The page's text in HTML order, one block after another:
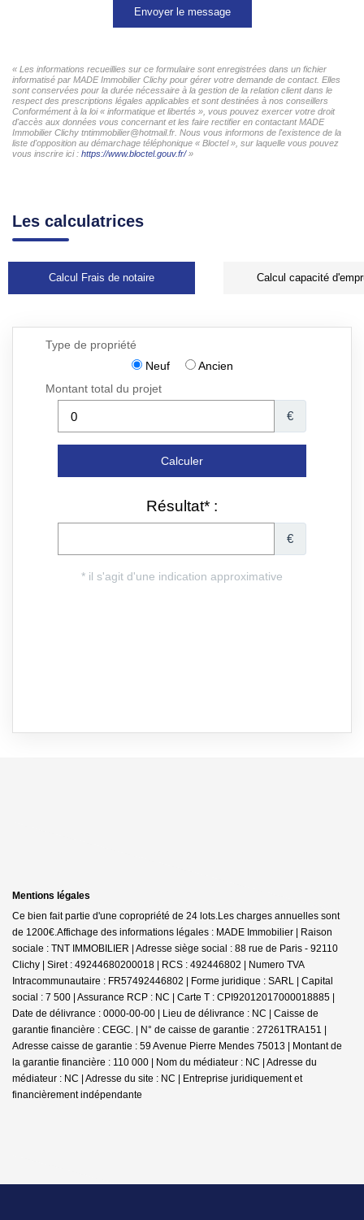
Envoyer le message
« Les informations recueillies sur ce formulaire sont enregistrées dans un fichier
informatisé par MADE Immobilier Clichy pour gérer votre demande de contact. Elles
sont conservées pour la durée nécessaire à la gestion de la relation client dans le
respect des prescriptions légales applicables et sont destinées à nos conseillers
Conformément à la loi « informatique et libertés », vous pouvez exercer votre droit
d'accès aux données vous concernant et les faire rectifier en contactant MADE
Immobilier Clichy tntimmobilier@hotmail.fr. Nous vous informons de l'existence de la
liste d'opposition au démarchage téléphonique « Bloctel », sur laquelle vous pouvez
vous inscrire ici : https://www.bloctel.gouv.fr/»
Les calculatrices
Calcul Frais de notaire Calcul capacité
Mentions légales
Ce bien fait partie d'une copropriété de 24 lots.Les charges annuelles sont
de 1200€. Affichage des informations légales : MADE Immobilier | Raison
sociale : TNT IMMOBILIER | Adresse siège social : 88 rue de Paris - 92110
Clichy | Siret : 49244680200018 | RCS : 492446802 | Numero TVA
Intracommunautaire : FR57492446802 | Forme juridique : SARL | Capital
social : 7 500 | Assurance RCP : NC | Carte T : CPI92012017000018885 |
Date de délivrance : 0000-00-00 | Lieu de délivrance : NC | Caisse de
garantie financière : CEGC. | N° de caisse de garantie : 27261TRA151 |
Adresse caisse de garantie : 59 Avenue Pierre Mendes 75013 | Montant de
la garantie financière : 110 000 | Nom du médiateur : NC | Adresse du
médiateur : NC | Adresse du site : NC | Entreprise juridiquement et
financièrement indépendante